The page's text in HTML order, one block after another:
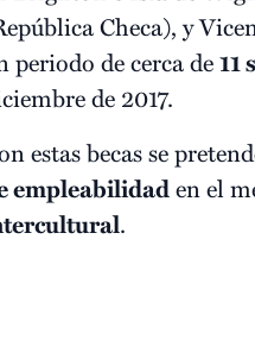
Checa), y
periodo de cerca de11
de 2017.
estas becas se
empleabilidaden el
.